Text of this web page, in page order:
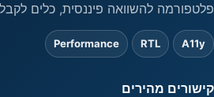
פלטפורמה להשוואה פיננסית, כלים
A11y
RTL
Performance
קישורים מהירים